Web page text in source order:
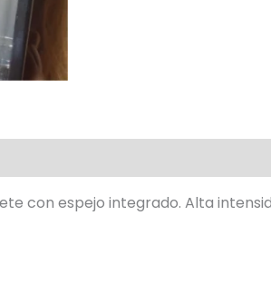
con espejo integrado. Alta